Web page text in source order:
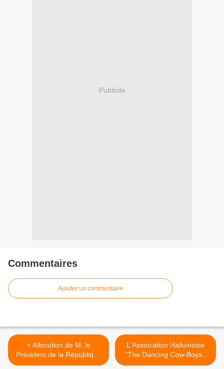
Publicité
Commentaires
Ajouter un commentaire
< Allocution de M. le
Président de la République
- Cérémonie du 65ème
L'Association Halluinoise
"The Dancing Cow-Boys "
Fête ses 10 Ans. >